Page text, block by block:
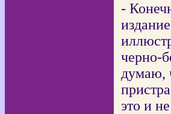
-
черно-
думаю,
это и